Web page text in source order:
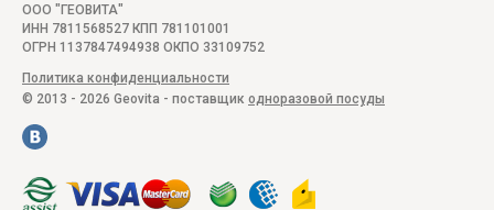
ООО "ГЕОВИТА"
ИНН 7811568527 КПП 781101001
ОГРН 1137847494938 ОКПО 33109752
Политика конфиденциальности
© 2013 - 2026 Geovita - поставщик одноразовой посуды